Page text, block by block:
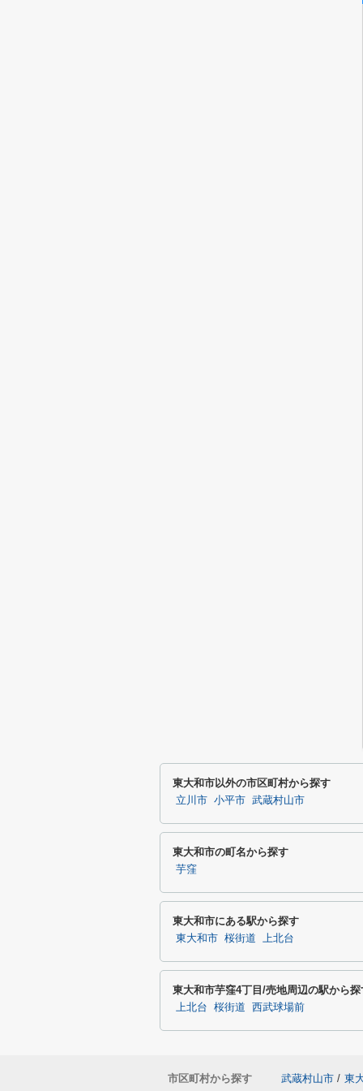
東大和市以外の市区町村から探す
立川市 小平市 武蔵村山市
東大和市の町名から探す
芋窪
東大和市にある駅から探す
東大和市 桜街道 上北台
東大和市芋窪4丁目/売地周辺の駅から探
上北台 桜街道 西武球場前
市区町村から探す 武蔵村山市 / 東